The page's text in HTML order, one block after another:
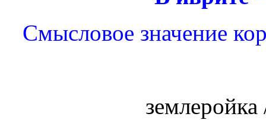
Смысловое значение